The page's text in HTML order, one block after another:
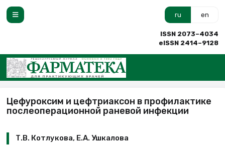
ru en
ISSN 2073–4034
eISSN 2414–9128
Цефуроксим и цефтриаксон в профилактике
послеоперационной раневой инфекции
Т.В. Котлукова, Е.А. Ушкалова